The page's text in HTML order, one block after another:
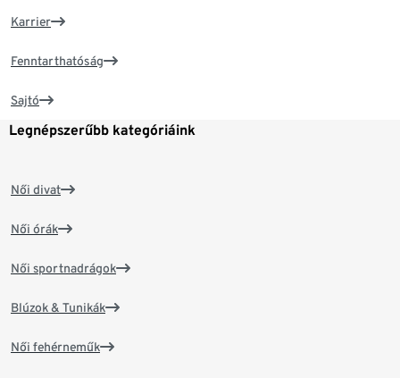
Karrier
Fenntarthatóság
Sajtó
Legnépszerűbb kategóriáink
Női divat
Női órák
Női sportnadrágok
Blúzok & Tunikák
Női fehérneműk